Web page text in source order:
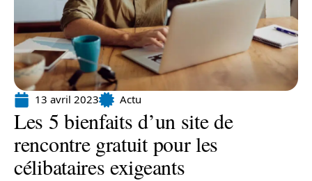
13 avril 2023 Actu
Les 5 bienfaits d’un site de
rencontre gratuit pour les
célibataires exigeants